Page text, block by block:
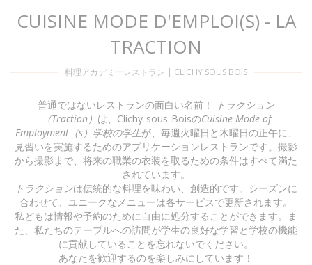
CUISINE MODE D'EMPLOI(S) - LA
TRACTION
料理アカデミーレストラン | CLICHY SOUS BOIS
普通ではないレストランの面白い名前！
トラクション
（Traction） は、Clichy-sous-BoisのCuisine Mode of
Employment（s）学校の学生が、毎週火曜日と木曜日の正午に、
見習いを実施するためのアプリケーションレストランです。撮影
から撮影まで、将来の職業の衣装を取るための条件はすべて満た
されています。
トラクションは伝統的な料理を味わい、創造的です。シーズンに
合わせて、ユニークなメニューは各サービスで更新されます。
私どもは情報や予約のために自由に処分することができます。ま
た、私たちのテーブルへの訪問が学生の良好な学習と学校の機能
に貢献していることを忘れないでください。
あなたを歓迎するのを楽しみにしています！